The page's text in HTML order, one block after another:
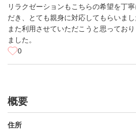
リラクゼーションもこちらの希望を丁
だき、とても親身に対応してもらいまし
また利用させていただこうと思ってお
ました。
0
概要
住所